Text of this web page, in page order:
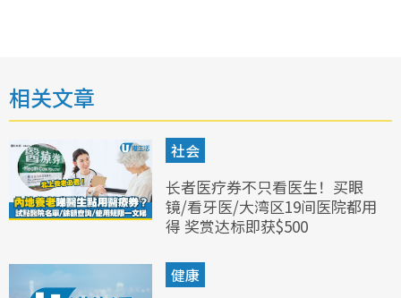
相关文章
社会
长者医疗券不只看医生！买眼
镜/看牙医/大湾区19间医院都用
得 奖赏达标即获$500
健康